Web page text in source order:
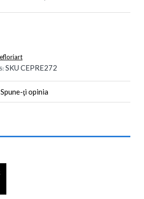
SKU CEPRE272
Spune-ţi opinia